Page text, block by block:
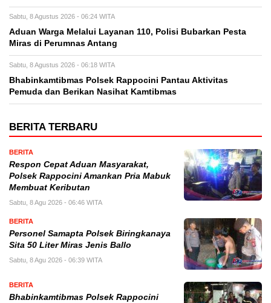
Sabtu, 8 Agustus 2026 - 06:24 WITA
Aduan Warga Melalui Layanan 110, Polisi Bubarkan Pesta
Miras di Perumnas Antang
Sabtu, 8 Agustus 2026 - 06:18 WITA
Bhabinkamtibmas Polsek Rappocini Pantau Aktivitas
Pemuda dan Berikan Nasihat Kamtibmas
BERITA TERBARU
BERITA
Respon Cepat Aduan Masyarakat,
Polsek Rappocini Amankan Pria Mabuk
Membuat Keributan
Sabtu, 8 Agu 2026 - 06:46 WITA
BERITA
Personel Samapta Polsek Biringkanaya
Sita 50 Liter Miras Jenis Ballo
Sabtu, 8 Agu 2026 - 06:39 WITA
BERITA
Bhabinkamtibmas Polsek Rappocini